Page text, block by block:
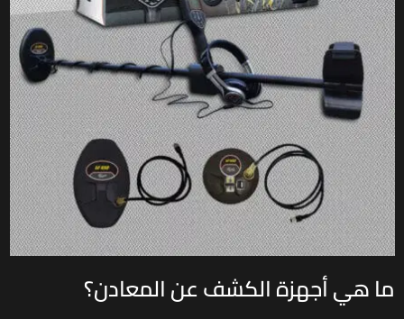
ما هي أجهزة الكشف عن المعادن؟